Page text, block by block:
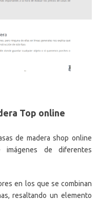
Top online
de madera shop online
imágenes de diferentes
en los que se combinan
resaltando un elemento